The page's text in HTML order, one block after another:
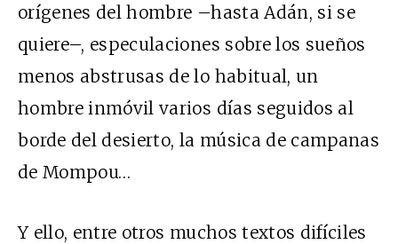
orígenes del hombre –hasta Adán, si se
quiere–, especulaciones sobre los sueños
menos abstrusas de lo habitual, un
hombre inmóvil varios días seguidos al
borde del desierto, la música de campanas
de Mompou…
Y ello, entre otros muchos textos difíciles